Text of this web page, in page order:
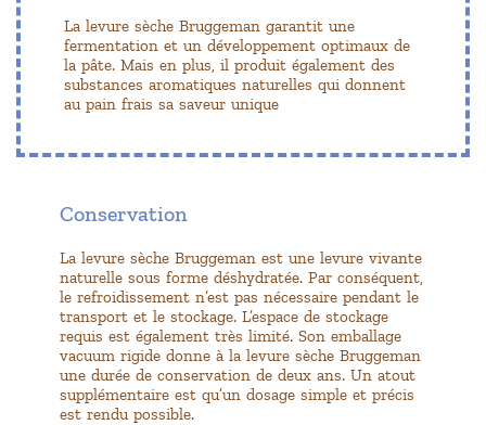
La levure sèche Bruggeman garantit une
fermentation et un développement optimaux de
la pâte. Mais en plus, il produit également des
substances aromatiques naturelles qui donnent
au pain frais sa saveur unique
Conservation
La levure sèche Bruggeman est une levure vivante
naturelle sous forme déshydratée. Par conséquent,
le refroidissement n’est pas nécessaire pendant le
transport et le stockage. L’espace de stockage
requis est également très limité. Son emballage
vacuum rigide donne à la levure sèche Bruggeman
une durée de conservation de deux ans. Un atout
supplémentaire est qu’un dosage simple et précis
est rendu possible.